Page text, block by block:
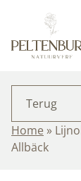
de
inhoud
Terug
Home »
Allbäck